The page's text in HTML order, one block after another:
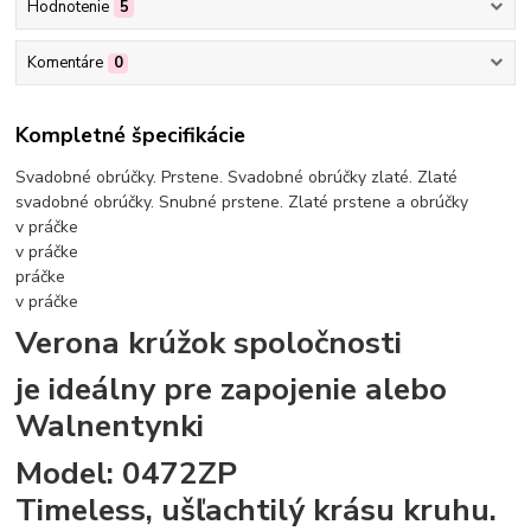
Hodnotenie 5
Komentáre 0
Kompletné špecifikácie
Svadobné obrúčky. Prstene. Svadobné obrúčky zlaté. Zlaté
svadobné obrúčky. Snubné prstene. Zlaté prstene a obrúčky
v práčke
v práčke
práčke
v práčke
Verona krúžok spoločnosti
je ideálny pre zapojenie alebo
Walnentynki
Model: 0472ZP
Timeless, ušľachtilý krásu kruhu.